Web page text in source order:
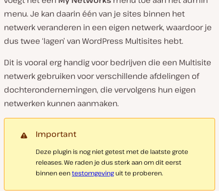
menu. Je kan daarin één van je sites binnen het
netwerk veranderen in een eigen netwerk, waardoor je
dus twee ‘lagen’ van WordPress Multisites hebt.
Dit is vooral erg handig voor bedrijven die een Multisite
netwerk gebruiken voor verschillende afdelingen of
dochterondernemingen, die vervolgens hun eigen
netwerken kunnen aanmaken.
Important
Deze plugin is nog niet getest met de laatste grote
releases. We raden je dus sterk aan om dit eerst
binnen eentestomgevinguit te proberen.